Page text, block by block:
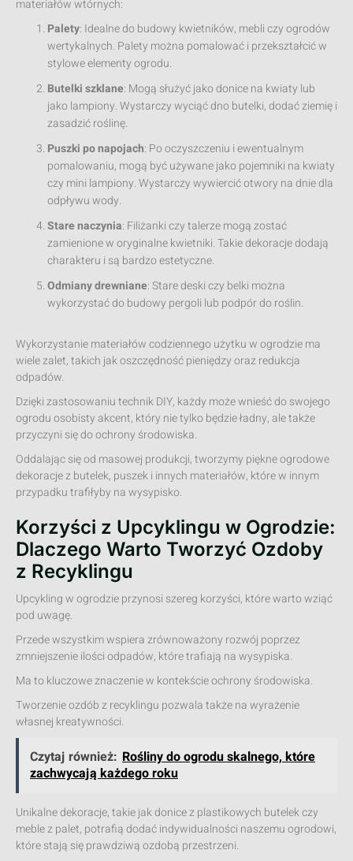
materiałów wtórnych:
Palety: Idealne do budowy kwietników, mebli czy ogrodów
wertykalnych. Palety można pomalować i przekształcić w
stylowe elementy ogrodu.
Butelki szklane: Mogą służyć jako donice na kwiaty lub
jako lampiony. Wystarczy wyciąć dno butelki, dodać ziemię i
zasadzić roślinę.
Puszki po napojach: Po oczyszczeniu i ewentualnym
pomalowaniu, mogą być używane jako pojemniki na kwiaty
czy mini lampiony. Wystarczy wywiercić otwory na dnie dla
odpływu wody.
Stare naczynia: Filiżanki czy talerze mogą zostać
zamienione w oryginalne kwietniki. Takie dekoracje dodają
charakteru i są bardzo estetyczne.
Odmiany drewniane: Stare deski czy belki można
wykorzystać do budowy pergoli lub podpór do roślin.
Wykorzystanie materiałów codziennego użytku w ogrodzie ma
wiele zalet, takich jak oszczędność pieniędzy oraz redukcja
odpadów.
Dzięki zastosowaniu technik DIY, każdy może wnieść do swojego
ogrodu osobisty akcent, który nie tylko będzie ładny, ale także
przyczyni się do ochrony środowiska.
Oddalając się od masowej produkcji, tworzymy piękne ogrodowe
dekoracje z butelek, puszek i innych materiałów, które w innym
przypadku trafiłyby na wysypisko.
Korzyści z Upcyklingu w Ogrodzie:
Dlaczego Warto Tworzyć Ozdoby
z Recyklingu
Upcykling w ogrodzie przynosi szereg korzyści, które warto wziąć
pod uwagę.
Przede wszystkim wspiera zrównoważony rozwój poprzez
zmniejszenie ilości odpadów, które trafiają na wysypiska.
Ma to kluczowe znaczenie w kontekście ochrony środowiska.
Tworzenie ozdób z recyklingu pozwala także na wyrażenie
własnej kreatywności.
Czytaj również: Rośliny do ogrodu skalnego, które
zachwycają każdego roku
Unikalne dekoracje, takie jak donice z plastikowych butelek czy
meble z palet, potrafią dodać indywidualności naszemu ogrodowi,
które stają się prawdziwą ozdobą przestrzeni.